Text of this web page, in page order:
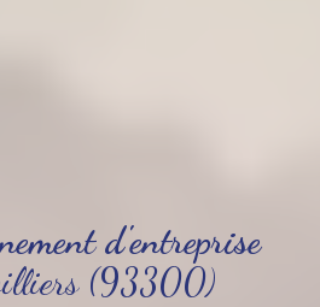
d'entreprise
(93300)